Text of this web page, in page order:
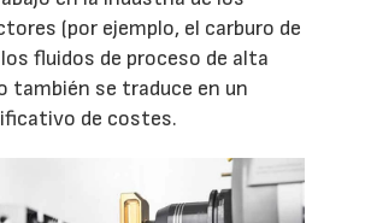
(por ejemplo, el carburo de
fluidos de proceso de alta
también se traduce en un
de costes.